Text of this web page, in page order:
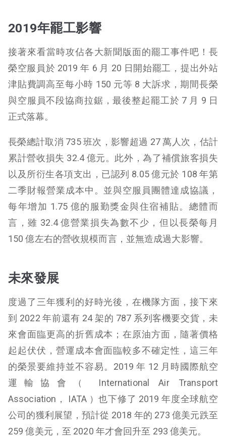
2019年罷工影響
接著來看當時攻佔各大新聞版面的罷工事件吧！長
榮空服員於 2019 年 6 月 20 日開始罷工，提出外站
津貼費調高至每小時 150 元等 8 大訴求，期間長榮
與空服員不段協商拉鋸，最後整起罷工於 7 月 9 日
正式落幕。
長榮總計取消 735 班次，影響超過 27 萬人次，估計
累計營收損失 32.4 億元。此外，為了補償旅客損失
以及所衍生各項支出，已認列 8.05 億元於 108 年第
二季財報營業成本中。並與空服員團體達成協議，
每年增加 1.75 億的服勤獎金與住宿補貼。總體而
言，雖 32.4 億營業損失為數不少，但以長榮每月
150 億左右的營收規模而言，並無造成過大影響。
未來發展
度過了三年獲利的好時光後，在機隊方面，接下來
到 2022 年前還有 24 架的 787 系列客機要交貨，未
來會面臨更高的折舊成本；在原油方面，隨著價格
起起伏伏，營運成本會面臨較多不確定性，這三年
的榮景要維持並不容易。2019 年 12 月時國際航空
運輸協會（ International Air Transport
Association， IATA ）也下修了 2019 年度全球航空
公司的獲利展望，預計從 2018 年的 273 億美元跌至
259 億美元，至 2020 年才會回升至 293 億美元。